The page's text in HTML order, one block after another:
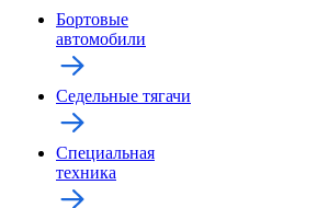
Бортовые
автомобили
Седельные тягачи
Специальная
техника